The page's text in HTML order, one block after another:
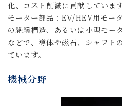
化、コスト削減に貢献しています
モーター部品：EV/HEV用モー
の絶縁構造、あるいは小型モー
などで、導体や磁石、シャフト
ています。
機械分野